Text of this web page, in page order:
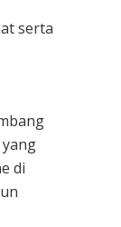
serta
yang
di